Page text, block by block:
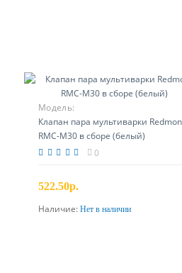
Модель:
Клапан пара мультиварки
RMC-M30 в сборе (белый)
0
522.50р.
Предзаказ
Наличие: Нет в наличии